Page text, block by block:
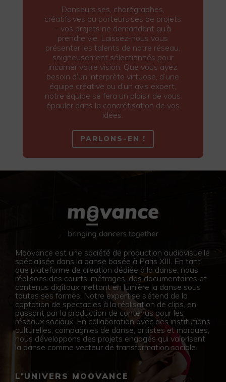
Danseurs·ses, chorégraphes,
créatifs·ves ou porteurs·ses de projets
– vos projets ne demandent qu’à
prendre vie. Laissez-nous vous
présenter les talents de notre réseau,
soigneusement sélectionnés pour
incarner votre vision. Que vous ayez
besoin d’un interprète virtuose, d’une
équipe créative ou d’un avis expert,
notre équipe se fera un plaisir de vous
épauler dans la concrétisation de vos
idées.
PARLONS-EN !
Moovance est une société de production audiovisuelle
spécialisée dans la danse basée à Paris XIII. En tant
que plateforme de création dédiée à la danse, nous
réalisons des courts-métrages, des documentaires et
contenus digitaux mettant en lumière la danse sous
toutes ses formes. Notre expertise s’étend de la
captation de spectacles à la réalisation de clips, en
passant par la production de contenus pour les
réseaux sociaux. En collaboration avec des institutions
culturelles, compagnies de danse, artistes et marques,
nous développons des projets engagés qui valorisent
la danse comme vecteur de transformation sociale.
L’UNIVERS MOOVANCE